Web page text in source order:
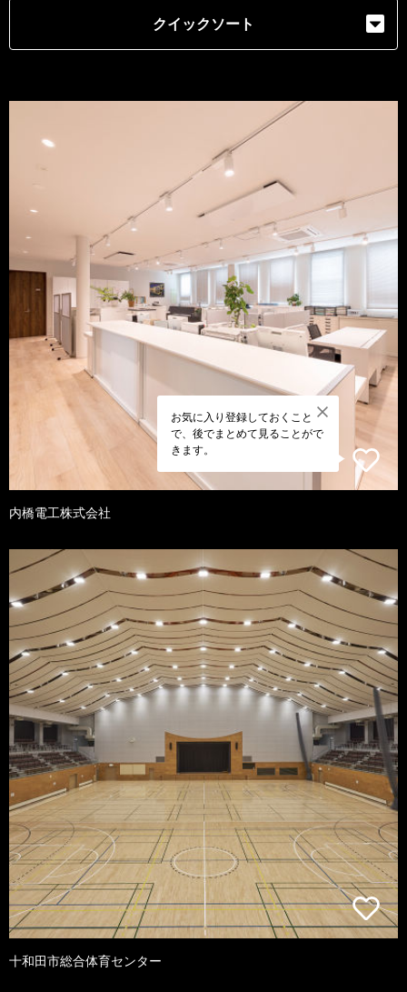
クイックソート
お気に入り登録しておくこと
で、後でまとめて見ることがで
きます。
内橋電工株式会社
十和田市総合体育センター